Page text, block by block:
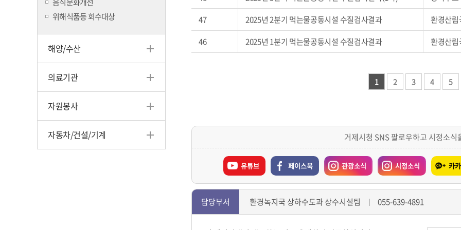
위해식품등 회수대상
해양/수산
의료기관
자원봉사
자동차/건설/기계
47
2025년 2분기 먹는물공동시설 수질검사결과
환경산림
46
2025년 1분기 먹는물공동시설 수질검사결과 환경산림
1 2 3 4 5
거제시청 SNS 팔로우하고 시정소식
유튜브 페이스북 관광소식 시정소식 카
담당부서 환경녹지국 상하수도과 상수시설팀 055-639-4891